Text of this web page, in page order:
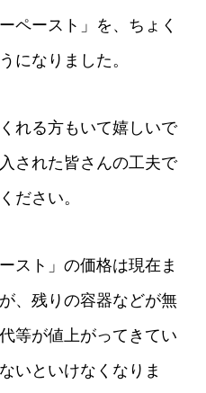
ペースト」 を、ちょく
になりました。
れる方もいて嬉しいで
された皆さんの工夫で
ださい。
スト 」の価格は現在ま
、残りの容器などが無
等が値上がってきてい
いといけなくなりま